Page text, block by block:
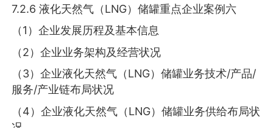
7.2.6 液化天然气（LNG）储罐重点企业案例六
（1）企业发展历程及基本信息
（2）企业业务架构及经营状况
（3）企业液化天然气（LNG）储罐业务技术/产品/
服务/产业链布局状况
（4）企业液化天然气（LNG）储罐业务供给布局状